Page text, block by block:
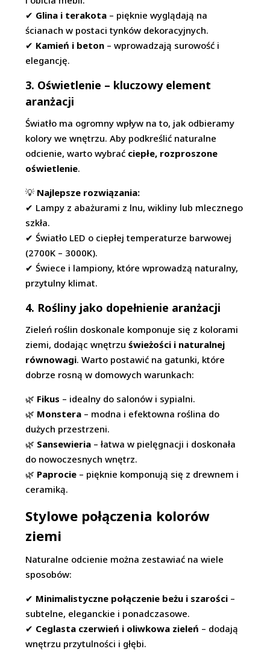
✔ Glina i terakota – pięknie wyglądają na
ścianach w postaci tynków dekoracyjnych.
✔ Kamień i beton – wprowadzają surowość i
elegancję.
3. Oświetlenie – kluczowy element
aranżacji
Światło ma ogromny wpływ na to, jak odbieramy
kolory we wnętrzu. Aby podkreślić naturalne
odcienie, warto wybrać ciepłe, rozproszone
oświetlenie.
💡 Najlepsze rozwiązania:
✔ Lampy z abażurami z lnu, wikliny lub mlecznego
szkła.
✔ Światło LED o ciepłej temperaturze barwowej
(2700K – 3000K).
✔ Świece i lampiony, które wprowadzą naturalny,
przytulny klimat.
4. Rośliny jako dopełnienie aranżacji
Zieleń roślin doskonale komponuje się z kolorami
ziemi, dodając wnętrzuświeżości i naturalnej
równowagi. Warto postawić na gatunki, które
dobrze rosną w domowych warunkach:
🌿 Fikus – idealny do salonów i sypialni.
🌿 Monstera – modna i efektowna roślina do
dużych przestrzeni.
🌿 Sansewieria – łatwa w pielęgnacji i doskonała
do nowoczesnych wnętrz.
🌿 Paprocie – pięknie komponują się z drewnem i
ceramiką.
Stylowe połączenia kolorów
ziemi
Naturalne odcienie można zestawiać na wiele
sposobów:
✔ Minimalistyczne połączenie beżu i szarości –
subtelne, eleganckie i ponadczasowe.
✔ Ceglasta czerwień i oliwkowa zieleń – dodają
wnętrzu przytulności i głębi.